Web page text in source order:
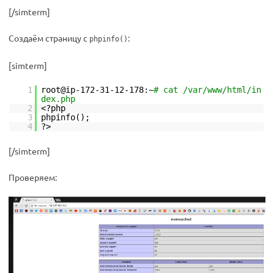
[/simterm]
Создаём страницу с phpinfo() :
[simterm]
1 root@ip-172-31-12-178:~# cat /var/www/html/in
dex.php
2
<?php
3
phpinfo();
4
?>
[/simterm]
Проверяем: